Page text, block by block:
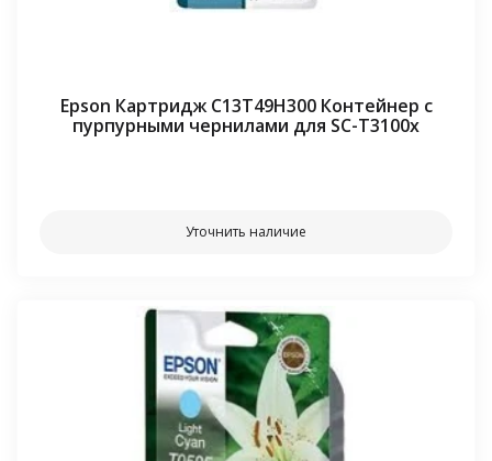
Epson Картридж C13T49H300 Контейнер с
пурпурными чернилами для SC-T3100x
Уточнить наличие